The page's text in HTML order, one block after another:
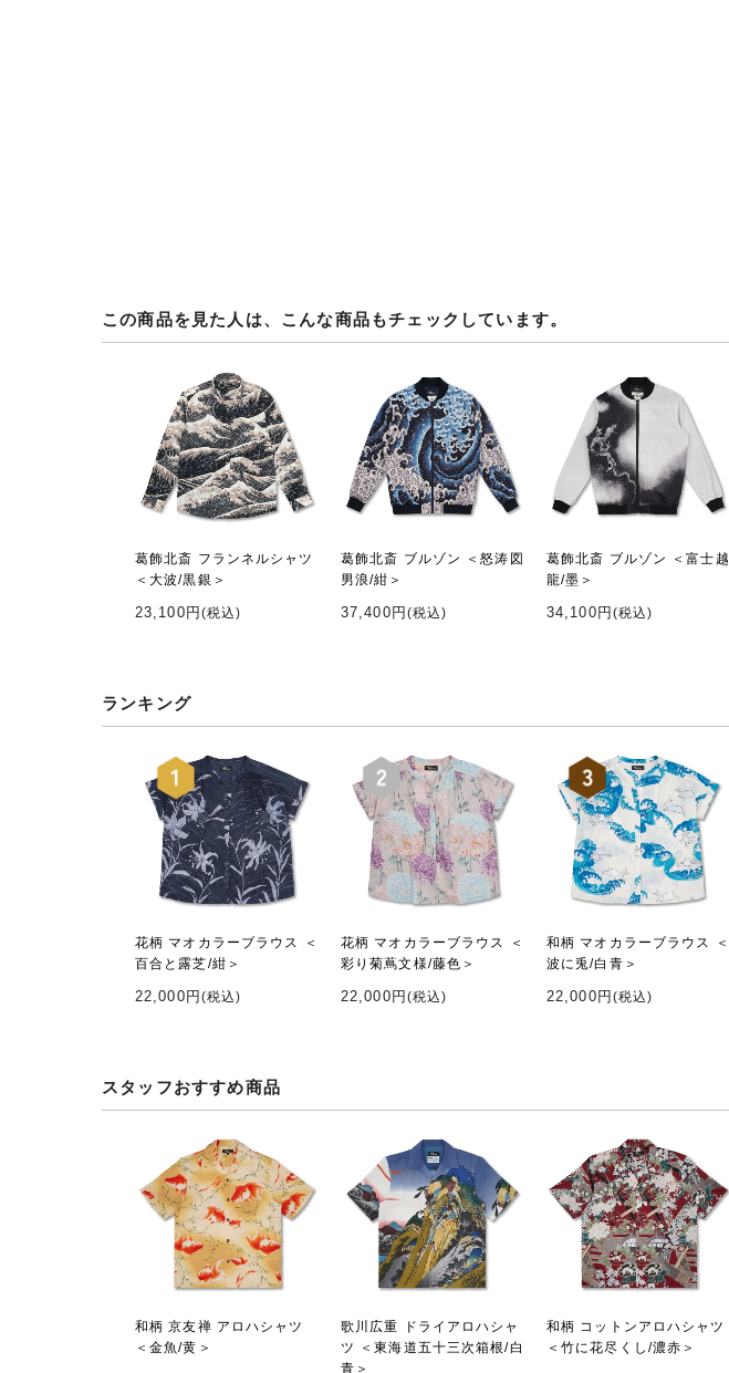
この商品を見た人は、こんな商品もチェックしています。
葛飾北斎 フランネルシャツ
＜大波/黒銀＞
23,100円 (税込)
葛飾北斎 ブルゾン ＜怒涛図
男浪/紺＞
37,400円 (税込)
葛飾北斎 ブルゾン ＜富士越
龍/墨＞
34,100円 (税込)
ランキング
花柄 マオカラーブラウス ＜
百合と露芝/紺＞
22,000円 (税込)
花柄 マオカラーブラウス ＜
彩り菊蔦文様/藤色＞
22,000円 (税込)
和柄 マオカラーブラウス ＜
波に兎/白青＞
22,000円 (税込)
スタッフおすすめ商品
和柄 京友禅 アロハシャツ
＜金魚/黄＞
歌川広重 ドライアロハシャ
ツ ＜東海道五十三次箱根/白
青＞
和柄 コットンアロハシャツ
＜竹に花尽くし/濃赤＞